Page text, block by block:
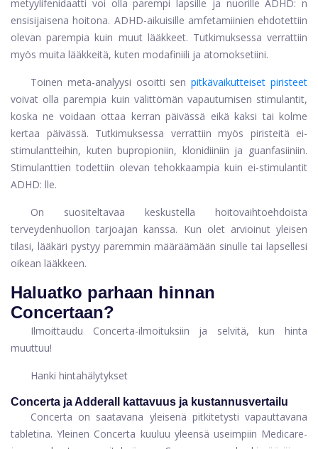
metyylifenidaatti voi olla parempi lapsille ja nuorille ADHD: n
ensisijaisena hoitona. ADHD-aikuisille amfetamiinien ehdotettiin
olevan parempia kuin muut lääkkeet. Tutkimuksessa verrattiin
myös muita lääkkeitä, kuten modafiniili ja atomoksetiini.
Toinen meta-analyysi osoitti senpitkävaikutteiset piristeet
voivat olla parempia kuin välittömän vapautumisen stimulantit,
koska ne voidaan ottaa kerran päivässä eikä kaksi tai kolme
kertaa päivässä. Tutkimuksessa verrattiin myös piristeitä ei-
stimulantteihin, kuten bupropioniin, klonidiiniin ja guanfasiiniin.
Stimulanttien todettiin olevan tehokkaampia kuin ei-stimulantit
ADHD: lle.
On suositeltavaa keskustella hoitovaihtoehdoista
terveydenhuollon tarjoajan kanssa. Kun olet arvioinut yleisen
tilasi, lääkäri pystyy paremmin määräämään sinulle tai lapsellesi
oikean lääkkeen.
Haluatko parhaan hinnan
Concertaan?
Ilmoittaudu Concerta-ilmoituksiin ja selvitä, kun hinta
muuttuu!
Hanki hintahälytykset
Concerta ja Adderall kattavuus ja kustannusvertailu
Concerta on saatavana yleisenä pitkitetysti vapauttavana
tabletina. Yleinen Concerta kuuluu yleensä useimpiin Medicare-